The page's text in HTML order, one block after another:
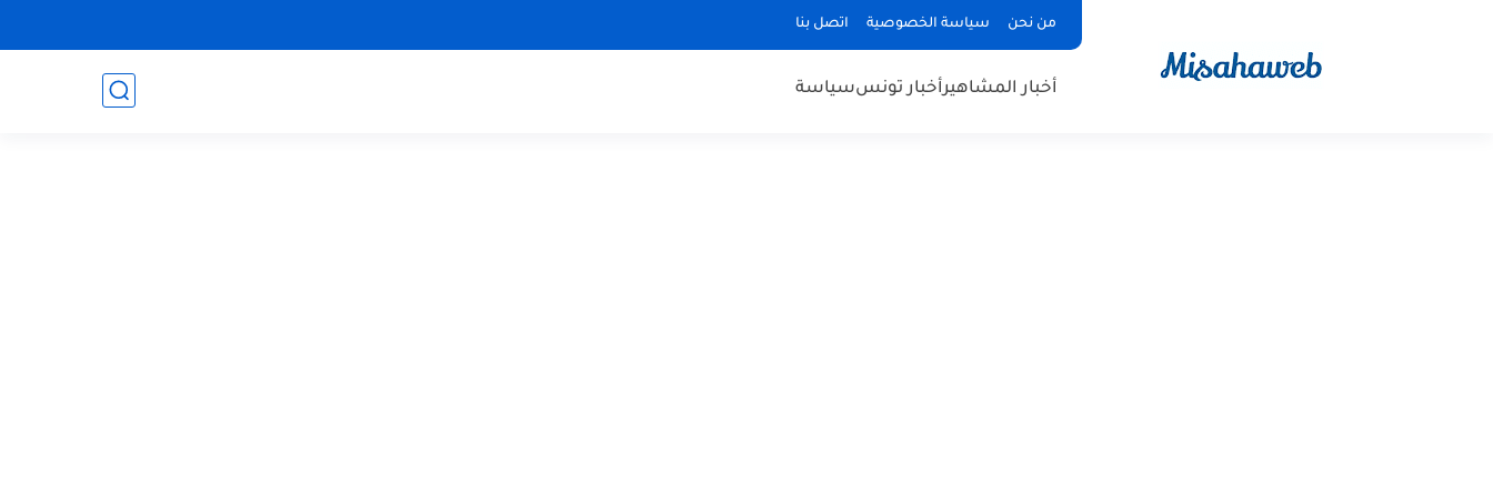
من نحن سياسة الخصوصية اتصل بنا
أخبار المشاهيرأخبار تونسسياسة